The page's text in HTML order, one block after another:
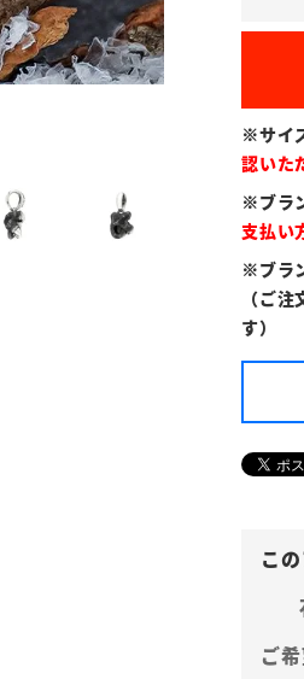
※サイ
認いた
※ブラ
支払い
※ブラ
（ご
す）